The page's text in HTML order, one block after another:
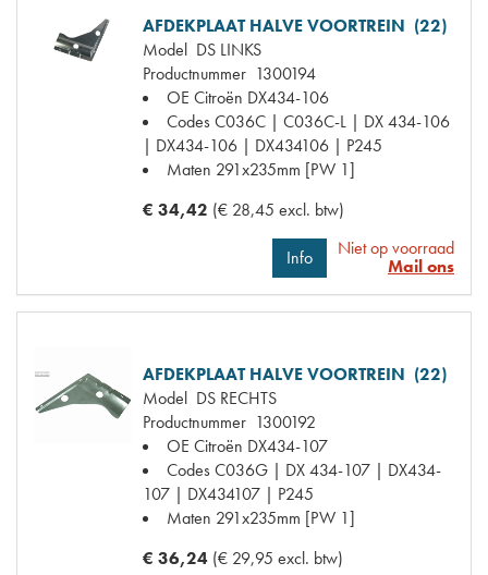
AFDEKPLAAT HALVE VOORTREIN (22)
Model DS LINKS
Productnummer 1300194
OE Citroën DX434-106
CodesC036C | C036C-L | DX 434-106
| DX434-106 | DX434106 | P245
Maten 291x235mm [PW 1]
€ 34,42 (€ 28,45 excl. btw)
Info
Niet op voorraad
Mail ons
AFDEKPLAAT HALVE VOORTREIN (22)
Model DS RECHTS
Productnummer 1300192
OE Citroën DX434-107
CodesC036G | DX 434-107 | DX434-
107 | DX434107 | P245
Maten 291x235mm [PW 1]
€ 36,24 (€ 29,95 excl. btw)